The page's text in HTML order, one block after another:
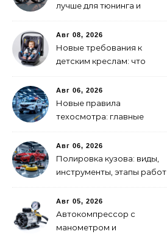
лучше для тюнинга и
Авг 08, 2026
Новые требования к
детским креслам: что
Авг 06, 2026
Новые правила
техосмотра: главные
Авг 06, 2026
Полировка кузова: виды,
инструменты, этапы работ
Авг 05, 2026
Автокомпрессор с
манометром и